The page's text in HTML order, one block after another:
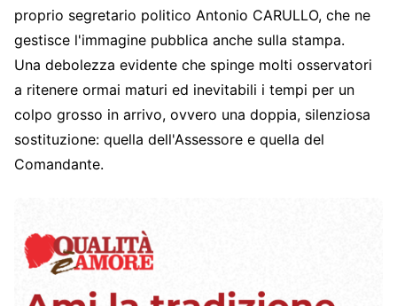
proprio segretario politico Antonio CARULLO, che ne
gestisce l'immagine pubblica anche sulla stampa.
Una debolezza evidente che spinge molti osservatori
a ritenere ormai maturi ed inevitabili i tempi per un
colpo grosso in arrivo, ovvero una doppia, silenziosa
sostituzione: quella dell'Assessore e quella del
Comandante.